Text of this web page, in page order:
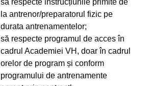
să respecte instrucțiunile primite de
la antrenor/preparatorul fizic pe
durata antrenamentelor;
să respecte programul de acces în
cadrul Academiei VH, doar în cadrul
orelor de program și conform
programului de antrenamente